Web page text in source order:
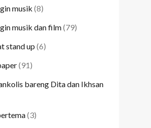
musik (8)
musik dan film(79)
stand up (6)
(91)
bareng Dita dan Ikhsan
(3)